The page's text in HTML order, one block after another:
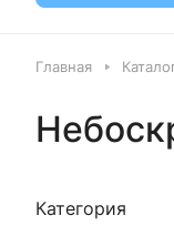
Главная
Категория